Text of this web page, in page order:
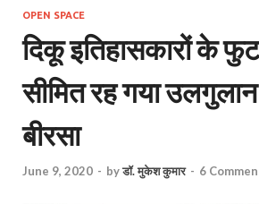
OPEN SPACE
दिकू इतिहासकारों के
सीमित रह गया
बीरसा
June 9, 2020 - byडॉ. मुकेश कुमार - 6